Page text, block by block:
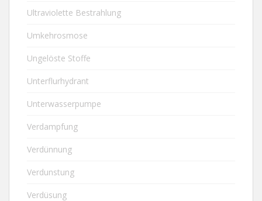
Ultraviolette Bestrahlung
Umkehrosmose
Ungelöste Stoffe
Unterflurhydrant
Unterwasserpumpe
Verdampfung
Verdünnung
Verdunstung
Verdüsung